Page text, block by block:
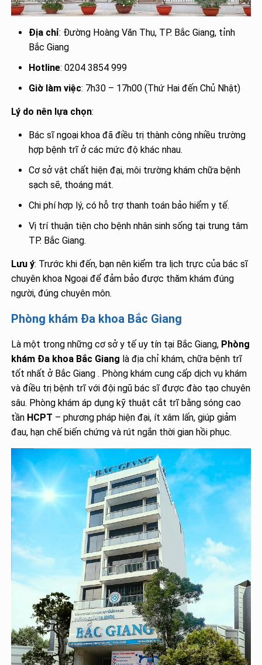
Địa chỉ: Đường Hoàng Văn Thụ, TP. Bắc Giang, tỉnh
Bắc Giang
Hotline: 0204 3854 999
Giờ làm việc: 7h30 – 17h00 (Thứ Hai đến Chủ Nhật)
Lý do nên lựa chọn:
Bác sĩ ngoại khoa đã điều trị thành công nhiều trường
hợp bệnh trĩ ở các mức độ khác nhau.
Cơ sở vật chất hiện đại, môi trường khám chữa bệnh
sạch sẽ, thoáng mát.
Chi phí hợp lý, có hỗ trợ thanh toán bảo hiểm y tế.
Vị trí thuận tiện cho bệnh nhân sinh sống tại trung tâm
TP. Bắc Giang.
Lưu ý: Trước khi đến, bạn nên kiểm tra lịch trực của bác sĩ
chuyên khoa Ngoại để đảm bảo được thăm khám đúng
người, đúng chuyên môn.
Phòng khám Đa khoa Bắc Giang
Là một trong những cơ sở y tế uy tín tại Bắc Giang, Phòng
khám Đa khoa Bắc Giang là địa chỉ khám, chữa bệnh trĩ
tốt nhất ở Bắc Giang . Phòng khám cung cấp dịch vụ khám
và điều trị bệnh trĩ với đội ngũ bác sĩ được đào tạo chuyên
sâu. Phòng khám áp dụng kỹ thuật cắt trĩ bằng sóng cao
tần HCPT – phương pháp hiện đại, ít xâm lấn, giúp giảm
đau, hạn chế biến chứng và rút ngắn thời gian hồi phục.